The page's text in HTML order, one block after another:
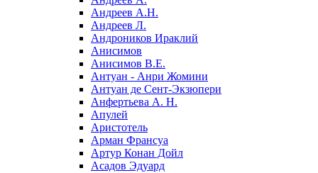
Андреев А.Н.
Андреев Л.
Андроников Ираклий
Анисимов
Анисимов В.Е.
Антуан - Анри Жомини
Антуан де Сент-Экзюпери
Анфертьева А. Н.
Апулей
Аристотель
Арман Франсуа
Артур Конан Дойл
Асадов Эдуард